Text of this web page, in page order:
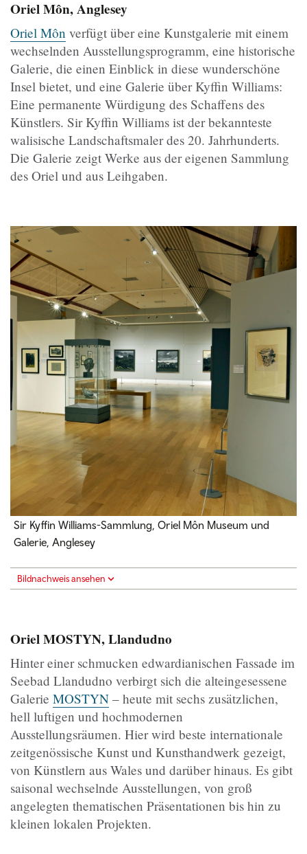
Oriel Môn, Anglesey
Oriel Môn verfügt über eine Kunstgalerie mit einem
wechselnden Ausstellungsprogramm, eine historische
Galerie, die einen Einblick in diese wunderschöne
Insel bietet, und eine Galerie über Kyffin Williams:
Eine permanente Würdigung des Schaffens des
Künstlers. Sir Kyffin Williams ist der bekannteste
walisische Landschaftsmaler des 20. Jahrhunderts.
Die Galerie zeigt Werke aus der eigenen Sammlung
des Oriel und aus Leihgaben.
Sir Kyffin Williams-Sammlung, Oriel Môn Museum und
Galerie, Anglesey
Bildnachweis ansehen
Oriel MOSTYN, Llandudno
Hinter einer schmucken edwardianischen Fassade im
Seebad Llandudno verbirgt sich die alteingesessene
Galerie MOSTYN – heute mit sechs zusätzlichen,
hell luftigen und hochmodernen
Ausstellungsräumen. Hier wird beste internationale
zeitgenössische Kunst und Kunsthandwerk gezeigt,
von Künstlern aus Wales und darüber hinaus. Es gibt
saisonal wechselnde Ausstellungen, von groß
angelegten thematischen Präsentationen bis hin zu
kleinen lokalen Projekten.